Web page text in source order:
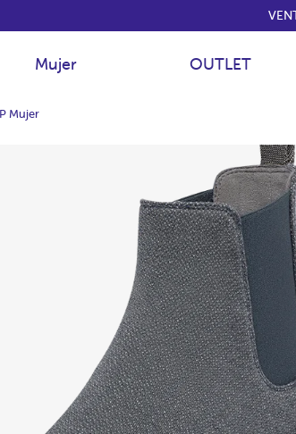
Mujer OUTLET
Mujer